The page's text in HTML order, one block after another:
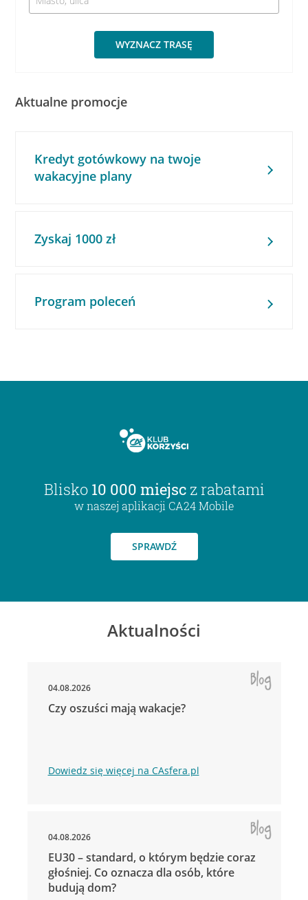
WYZNACZ TRASĘ
Aktualne promocje
Kredyt gotówkowy na twoje
wakacyjne plany
Zyskaj 1000 zł
Program poleceń
Blisko 10 000 miejsc z rabatami
w naszej aplikacji CA24 Mobile
SPRAWDŹ
Aktualności
04.08.2026
Czy oszuści mają wakacje?
Dowiedz się więcej na CAsfera.pl
04.08.2026
EU30 – standard, o którym będzie coraz
głośniej. Co oznacza dla osób, które
budują dom?